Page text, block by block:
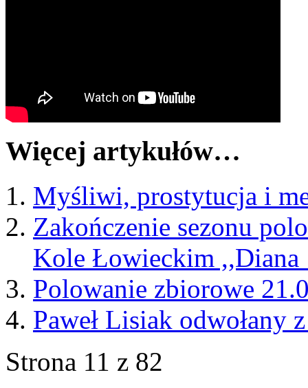
Więcej artykułów…
Myśliwi, prostytucja i
Zakończenie sezonu
Kole Łowieckim ,,Diana
Polowanie zbiorowe
Paweł Lisiak
Strona 11 z 82